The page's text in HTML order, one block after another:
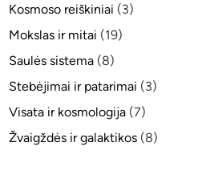
Kosmoso reiškiniai (3)
Mokslas ir mitai (19)
Saulės sistema (8)
Stebėjimai ir patarimai (3)
Visata ir kosmologija (7)
Žvaigždės ir galaktikos (8)